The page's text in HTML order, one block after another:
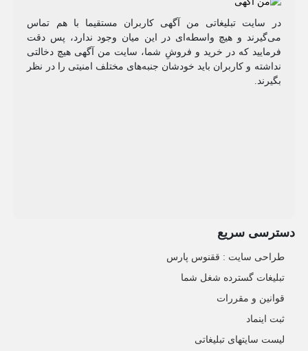
در سایت تبلیغاتی من آگهی کاربران مستقیما با هم تماس
می‌گیرند و هیچ واسطه‌ای در این میان وجود ندارد، پس دقت
فرمایید که در خرید و فروشِ شما، سایت من آگهی هیچ دخالتی
نداشته و کاربران باید خودشان جنبه‌های مختلف امنیتی را در نظر
بگیرند.
دسترسی سریع
طراحی سایت :‌ ققنوس پارس
تبلیغات گسترده شغل شما
قوانین و مقررات
ثبت اینماد
لیست سایتهای تبلیغاتی